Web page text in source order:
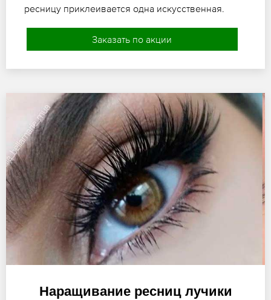
ресницу приклеивается одна искусственная.
Заказать по акции
Наращивание ресниц лучики